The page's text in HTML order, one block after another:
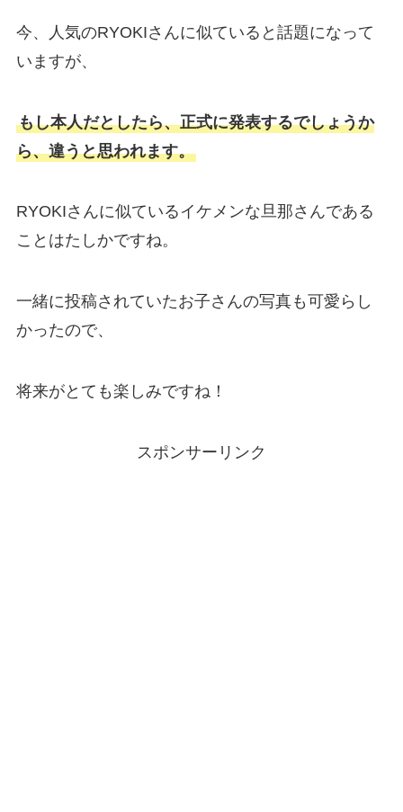
今、人気のRYOKIさんに似ていると話題になって
いますが、
もし本人だとしたら、正式に発表するでしょうか
ら、違うと思われます。
RYOKIさんに似ているイケメンな旦那さんである
ことはたしかですね。
一緒に投稿されていたお子さんの写真も可愛らし
かったので、
将来がとても楽しみですね！
スポンサーリンク